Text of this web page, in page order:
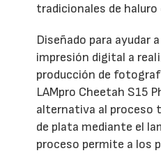
tradicionales de haluro
Diseñado para ayudar
impresión digital a
producción de
LAMpro Cheetah S15
alternativa al proceso
de plata mediante el
proceso permite a los